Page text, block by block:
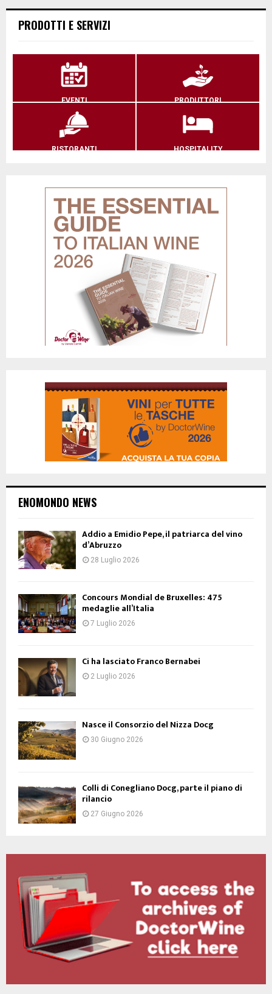
PRODOTTI E SERVIZI
EVENTI PRODUTTORI
RISTORANTI HOSPITALITY
ENOMONDO NEWS
Addio a Emidio Pepe, il patriarca del vino
d’Abruzzo
28 Luglio 2026
Concours Mondial de Bruxelles: 475
medaglie all’Italia
7 Luglio 2026
Ci ha lasciato Franco Bernabei
2 Luglio 2026
Nasce il Consorzio del Nizza Docg
30 Giugno 2026
Colli di Conegliano Docg, parte il piano di
rilancio
27 Giugno 2026